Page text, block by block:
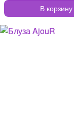
В корзину